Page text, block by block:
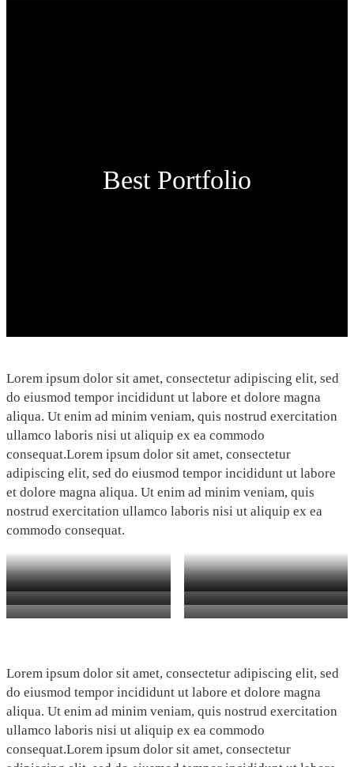
Best Portfolio
Lorem ipsum dolor sit amet, consectetur adipiscing elit, sed
do eiusmod tempor incididunt ut labore et dolore magna
aliqua. Ut enim ad minim veniam, quis nostrud exercitation
ullamco laboris nisi ut aliquip ex ea commodo
consequat.Lorem ipsum dolor sit amet, consectetur
adipiscing elit, sed do eiusmod tempor incididunt ut labore
et dolore magna aliqua. Ut enim ad minim veniam, quis
nostrud exercitation ullamco laboris nisi ut aliquip ex ea
commodo consequat.
Lorem ipsum dolor sit amet, consectetur adipiscing elit, sed
do eiusmod tempor incididunt ut labore et dolore magna
aliqua. Ut enim ad minim veniam, quis nostrud exercitation
ullamco laboris nisi ut aliquip ex ea commodo
consequat.Lorem ipsum dolor sit amet, consectetur